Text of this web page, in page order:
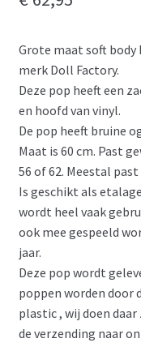
Grote maat soft body
merk Doll Factory.
Deze pop heeft een
en hoofd van vinyl.
De pop heeft bruine
Maat is 60 cm. Past
56 of 62. Meestal
Is geschikt als
wordt heel vaak
ook mee gespeeld
jaar.
Deze pop wordt
poppen worden door
plastic , wij doen
de verzending naar